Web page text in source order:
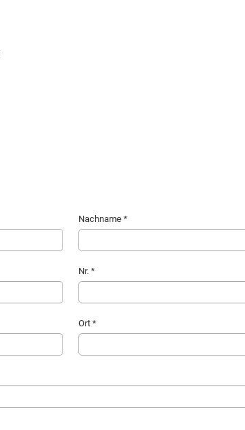
Nachname *
Nr. *
Ort *